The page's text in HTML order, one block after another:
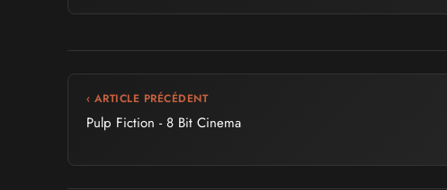
‹ ARTICLE PRÉCÉDENT
Pulp Fiction - 8 Bit Cinema